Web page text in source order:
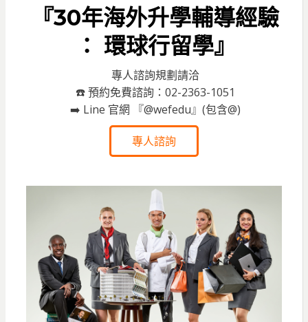
『30年海外升學輔導經驗
： 環球行留學』
專人諮詢規劃請洽
☎️ 預約免費諮詢：02-2363-1051
➡️ Line 官網 『@wefedu』(包含@)
專人諮詢